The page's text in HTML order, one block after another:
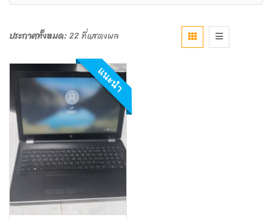
ประกาศทั้งหมด:22 ที่แสดงผล
แนะนำ